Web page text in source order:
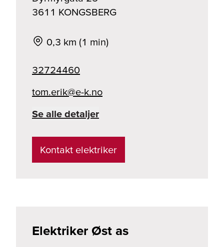
3611 KONGSBERG
0,3 km (1 min)
32724460
on.k-e@kire.mot
Se alle detaljer
Kontakt elektriker
Elektriker Øst as